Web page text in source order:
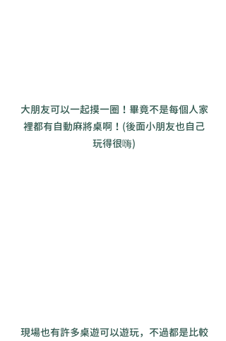
大朋友可以一起摸一圈！畢竟不是每個人家
裡都有自動麻將桌啊！(後面小朋友也自己
玩得很嗨)
現場也有許多桌遊可以遊玩，不過都是比較